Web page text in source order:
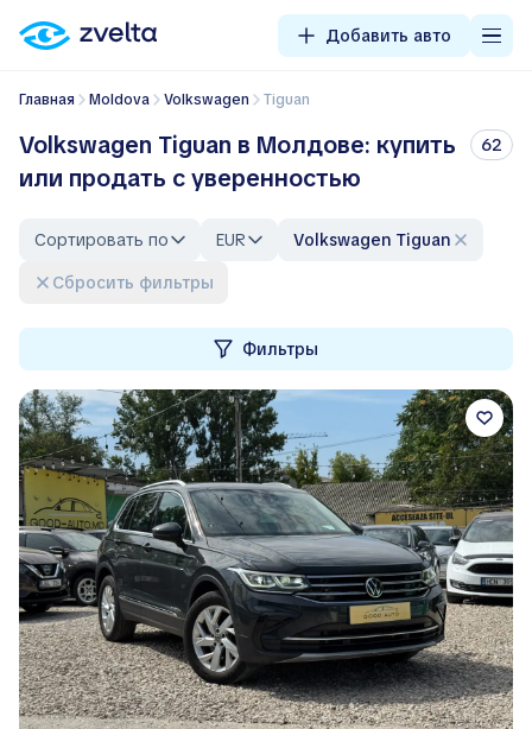
Добавить авто
Главная Moldova Volkswagen Tiguan
Volkswagen Tiguan в Молдове: купить
или продать с уверенностью
62
Сортировать по EUR
Volkswagen Tiguan
Сбросить фильтры
Фильтры